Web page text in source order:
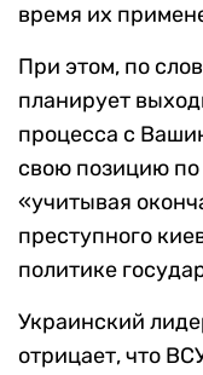
время их
При этом, по
планирует
процесса с
свою позицию
«учитывая
преступного
политике
Украинский
отрицает, что